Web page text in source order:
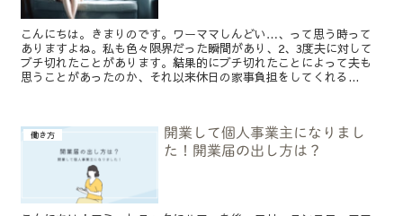
こんにちは。きまりのです。ワーママしんどい…、って思う時って
ありますよね。私も色々限界だった瞬間があり、2、3度夫に対して
ブチ切れたことがあります。結果的にブチ切れたことによって夫も
思うことがあったのか、それ以来休日の家事負担をしてくれる...
働き方
開業して個人事業主になりまし
た！開業届の出し方は？